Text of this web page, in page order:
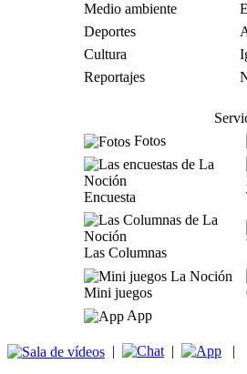
Medio ambiente
Deportes
Cultura
Reportajes
Fotos
Encuesta
Las Columnas
Mini juegos
App
| | |